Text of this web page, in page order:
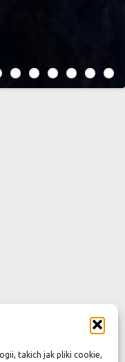
takich jak pliki cookie,